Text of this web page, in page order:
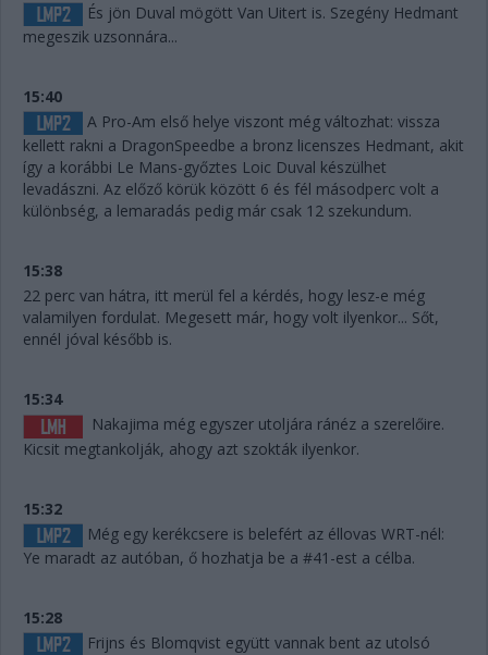
És jön Duval mögött Van Uitert is. Szegény Hedmant
megeszik uzsonnára...
15:40
A Pro-Am első helye viszont még változhat: vissza
kellett rakni a DragonSpeedbe a bronz licenszes Hedmant, akit
így a korábbi Le Mans-győztes Loic Duval készülhet
levadászni. Az előző körük között 6 és fél másodperc volt a
különbség, a lemaradás pedig már csak 12 szekundum.
15:38
22 perc van hátra, itt merül fel a kérdés, hogy lesz-e még
valamilyen fordulat. Megesett már, hogy volt ilyenkor... Sőt,
ennél jóval később is.
15:34
Nakajima még egyszer utoljára ránéz a szerelőire.
Kicsit megtankolják, ahogy azt szokták ilyenkor.
15:32
Még egy kerékcsere is belefért az éllovas WRT-nél:
Ye maradt az autóban, ő hozhatja be a #41-est a célba.
15:28
Frijns és Blomqvist együtt vannak bent az utolsó